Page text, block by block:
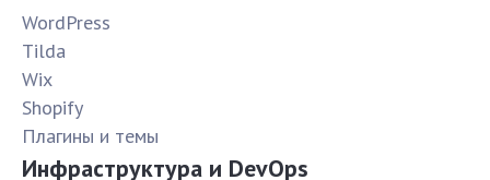
WordPress
Tilda
Wix
Shopify
Плагины и темы
Инфраструктура и DevOps